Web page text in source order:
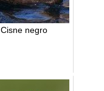
Cisne negro